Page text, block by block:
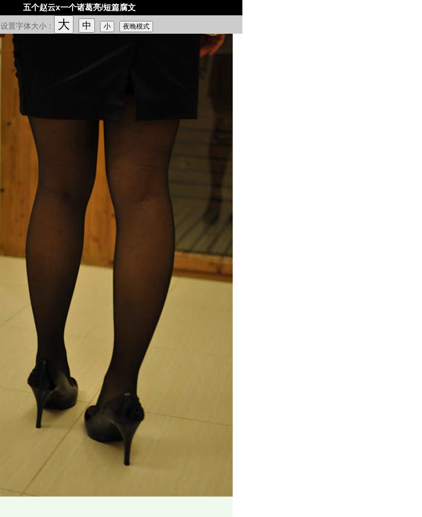
五个赵云x一个诸葛亮/短篇腐文
设置字体大小： 大 中 小 夜晚模式